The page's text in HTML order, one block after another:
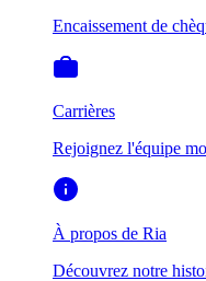
Encaissement de
Carrières
Rejoignez l'équipe
À propos de Ria
Découvrez notre